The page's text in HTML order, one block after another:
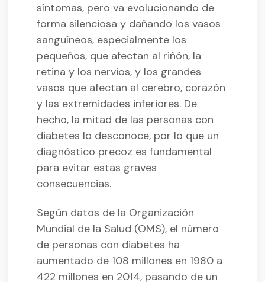
síntomas, pero va evolucionando de
forma silenciosa y dañando los vasos
sanguíneos, especialmente los
pequeños, que afectan al riñón, la
retina y los nervios, y los grandes
vasos que afectan al cerebro, corazón
y las extremidades inferiores. De
hecho, la mitad de las personas con
diabetes lo desconoce, por lo que un
diagnóstico precoz es fundamental
para evitar estas graves
consecuencias.
Según datos de la Organización
Mundial de la Salud (OMS), el número
de personas con diabetes ha
aumentado de 108 millones en 1980 a
422 millones en 2014, pasando de un